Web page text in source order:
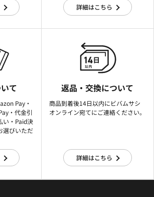
詳細はこちら
て
Pay・
・代金引
い・Paid決
選びいただ
返品・交換について
商品到着後14日以内にビバムサシ
オンライン宛てにご連絡ください。
詳細はこちら